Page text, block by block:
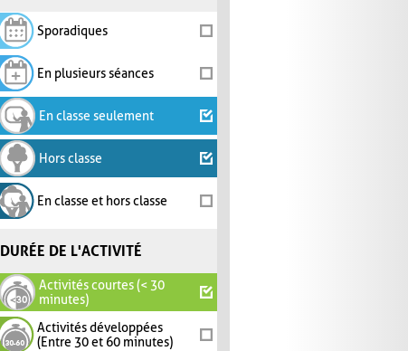
Sporadiques
En plusieurs séances
En classe seulement
Hors classe
En classe et hors classe
DURÉE DE L'ACTIVITÉ
Activités courtes (< 30
minutes)
Activités développées
(Entre 30 et 60 minutes)